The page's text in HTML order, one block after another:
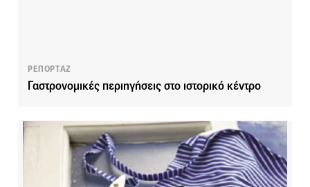
ΡΕΠΟΡΤΑΖ
Γαστρονομικές περιηγήσεις στο ιστορικό κέντρο